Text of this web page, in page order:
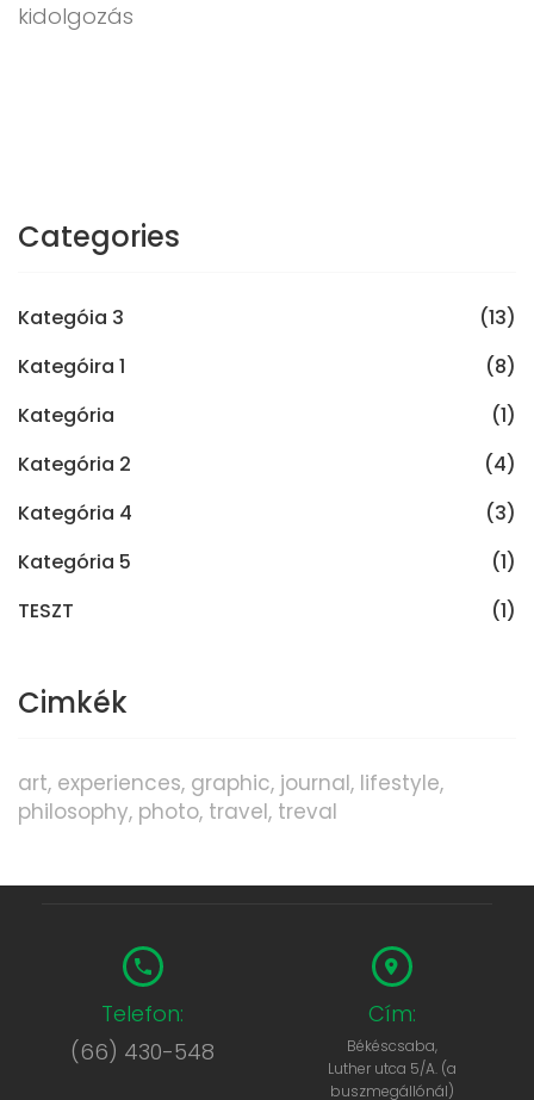
kidolgozás
Categories
Kategóia 3
(13)
Kategóira 1
(8)
Kategória
(1)
Kategória 2
(4)
Kategória 4
(3)
Kategória 5
(1)
TESZT
(1)
Cimkék
art experiences graphic journal lifestyle
philosophy photo travel treval
Telefon:
(66) 430-548
Cím:
Békéscsaba,
Luther utca 5/A. (a
buszmegállónál)